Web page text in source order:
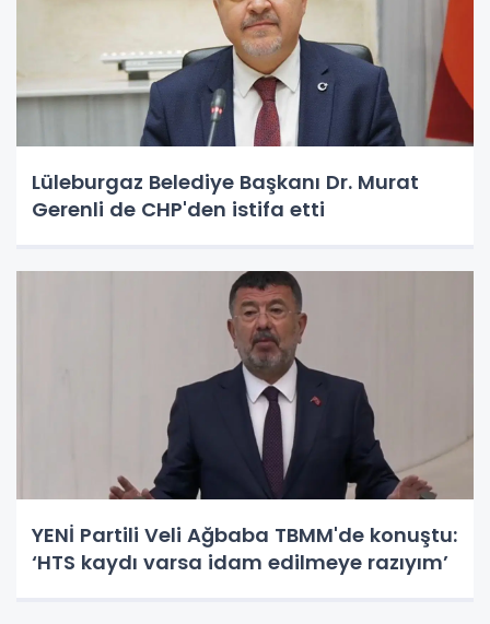
Lüleburgaz Belediye Başkanı Dr. Murat
Gerenli de CHP'den istifa etti
YENİ Partili Veli Ağbaba TBMM'de konuştu:
‘HTS kaydı varsa idam edilmeye razıyım’